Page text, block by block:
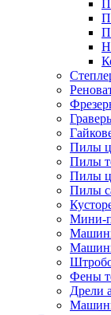
Пилы
Пилы
Пилы
Пилы
Мини-
Фены
Дрели